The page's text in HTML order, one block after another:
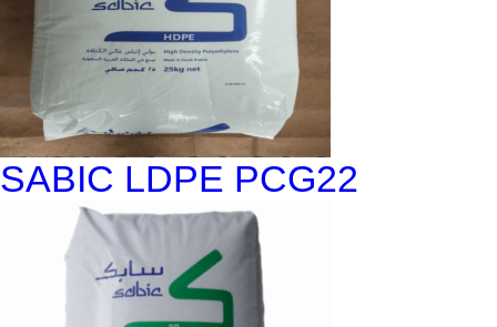
SABIC LDPE PCG22